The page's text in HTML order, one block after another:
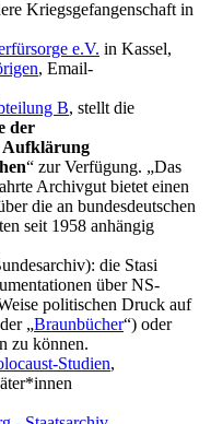
Kriegsgefangenschaft in
e.V. in Kassel,
, Email-
B, stellt die
der
Aufklärung
“ zur Verfügung. „Das
Archivgut bietet einen
die an bundesdeutschen
seit 1958 anhängig
die Stasi
über NS-
politischen Druck auf
„Braunbücher“) oder
zu können.
Studien,